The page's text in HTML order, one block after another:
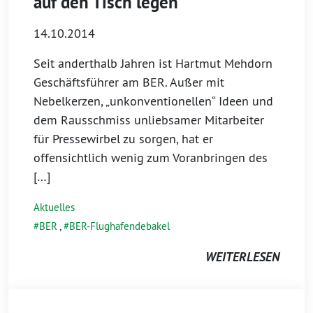
14.10.2014
Seit anderthalb Jahren ist Hartmut Mehdorn
Geschäftsführer am BER. Außer mit
Nebelkerzen, „unkonventionellen“ Ideen und
dem Rausschmiss unliebsamer Mitarbeiter
für Pressewirbel zu sorgen, hat er
offensichtlich wenig zum Voranbringen des
[…]
Aktuelles
BER, BER-Flughafendebakel
WEITERLESEN